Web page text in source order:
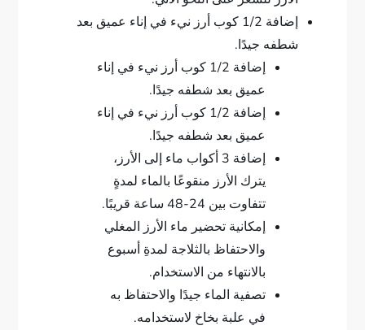
إضافة 1/2 كوب أرز نيء في إناء عميق بعد
شطفه جيدًا.
إضافة 1/2 كوب أرز نيء في إناء
عميق بعد شطفه جيدًا.
إضافة 1/2 كوب أرز نيء في إناء
عميق بعد شطفه جيدًا.
إضافة 3 أكواب ماء إلى الأرز،
يترك الأرز منقوعًا بالماء لمدةٍ
تتفاوت بين 24-48 ساعة قريبًا.
إمكانية تحضير ماء الأرز المغلي
والاحتفاظ بالثلاجة لمدةِ أسبوع
بالانتهاء من الاستخدام.
تصفية الماء جيدًا والاحتفاظ به
في علبة بخاخ لاستخدامه.